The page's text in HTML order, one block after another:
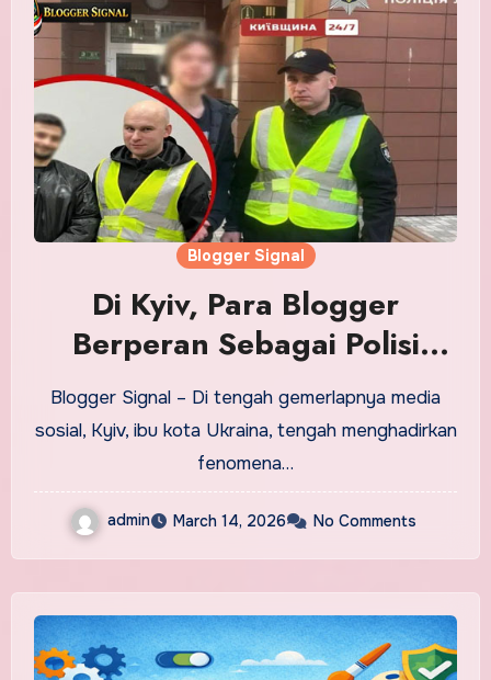
Blogger Signal
Di Kyiv, Para Blogger
Berperan Sebagai Polisi
Demi Menciptakan Sensasi
Blogger Signal – Di tengah gemerlapnya media
sosial, Kyiv, ibu kota Ukraina, tengah menghadirkan
fenomena…
admin March 14, 2026 No Comments